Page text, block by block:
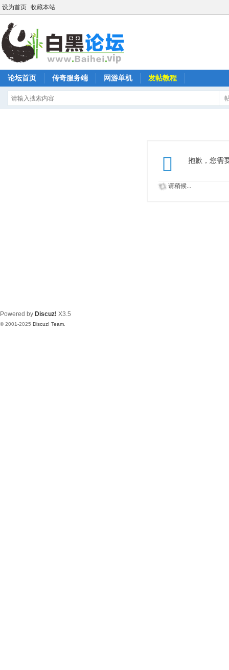
设为首页 收藏本站
论坛首页 传奇服务端 网游单机 发帖教程
抱歉，您需
请稍候...
Powered by Discuz! X3.5
© 2001-2025 Discuz! Team